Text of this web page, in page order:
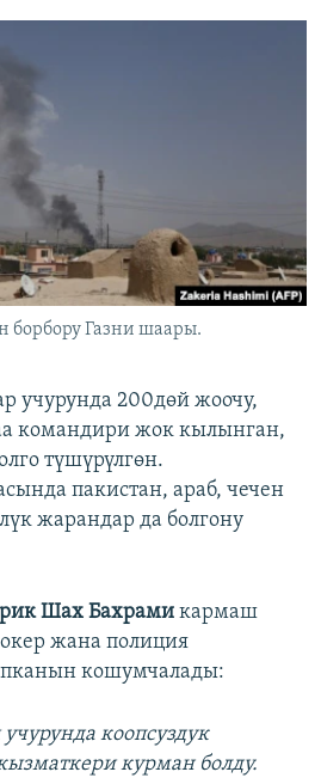
борбору Газни шаары.
учурунда 200дөй жоочу,
командири жок кылынган,
түшүрүлгөн.
пакистан, араб, чечен
жарандар да болгону
Шах Бахрами кармаш
жана полиция
кошумчалады:
коопсуздук
курман болду.